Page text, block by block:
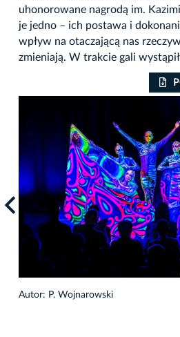
uhonorowane nagrodą im.
je jedno – ich postawa i
wpływ na otaczającą nas
zmieniają. W trakcie gali
Autor: P. Wojnarowski